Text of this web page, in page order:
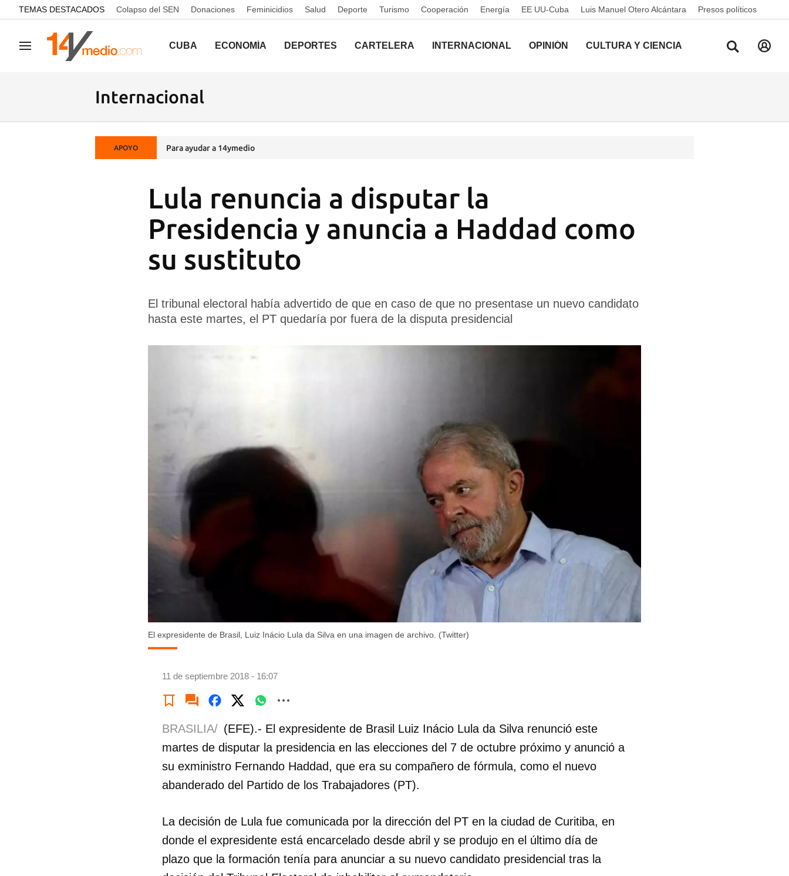
common.go-to-content
TEMAS DESTACADOS Colapso del SEN Donaciones Feminicidios Salud Deporte Turismo Cooperación Energía EE UU-Cuba Luis Manuel Otero Alcántara Presos políticos
Navegación CUBA ECONOMÍA DEPORTES CARTELERA INTERNACIONAL OPINIÓN CULTURA Y CIENCIA
Internacional
APOYO Para ayudar a 14ymedio
Lula renuncia a disputar la
Presidencia y anuncia a Haddad como
su sustituto
El tribunal electoral había advertido de que en caso de que no presentase un nuevo candidato
hasta este martes, el PT quedaría por fuera de la disputa presidencial
El expresidente de Brasil, Luiz Inácio Lula da Silva en una imagen de archivo. (Twitter)
11 de septiembre 2018 - 16:07
BRASILIA/ (EFE).- El expresidente de Brasil Luiz Inácio Lula da Silva renunció este
martes de disputar la presidencia en las elecciones del 7 de octubre próximo y anunció a
su exministro Fernando Haddad, que era su compañero de fórmula, como el nuevo
abanderado del Partido de los Trabajadores (PT).
La decisión de Lula fue comunicada por la dirección del PT en la ciudad de Curitiba, en
donde el expresidente está encarcelado desde abril y se produjo en el último día de
plazo que la formación tenía para anunciar a su nuevo candidato presidencial tras la